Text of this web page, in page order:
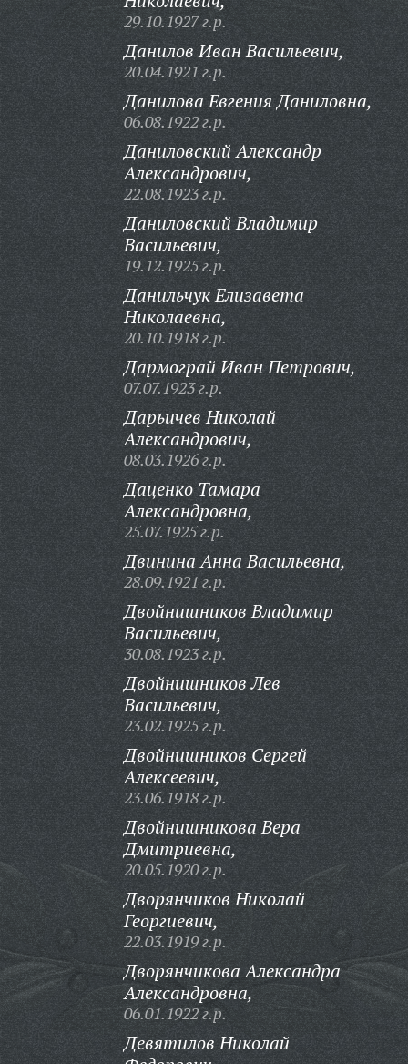
29.10.1927 г.р.
Данилов Иван Васильевич,
20.04.1921 г.р.
Данилова Евгения Даниловна,
06.08.1922 г.р.
Даниловский Александр
Александрович,
22.08.1923 г.р.
Даниловский Владимир
Васильевич,
19.12.1925 г.р.
Данильчук Елизавета
Николаевна,
20.10.1918 г.р.
Дармограй Иван Петрович,
07.07.1923 г.р.
Дарьичев Николай
Александрович,
08.03.1926 г.р.
Даценко Тамара
Александровна,
25.07.1925 г.р.
Двинина Анна Васильевна,
28.09.1921 г.р.
Двойнишников Владимир
Васильевич,
30.08.1923 г.р.
Двойнишников Лев
Васильевич,
23.02.1925 г.р.
Двойнишников Сергей
Алексеевич,
23.06.1918 г.р.
Двойнишникова Вера
Дмитриевна,
20.05.1920 г.р.
Дворянчиков Николай
Георгиевич,
22.03.1919 г.р.
Дворянчикова Александра
Александровна,
06.01.1922 г.р.
Девятилов Николай